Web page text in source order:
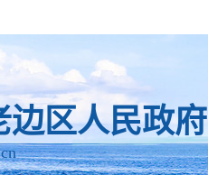
边区人民政府